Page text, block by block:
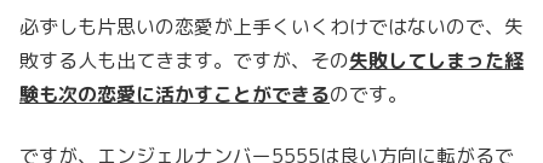
必ずしも片思いの恋愛が上手くいくわけではないので、失
敗する人も出てきます。ですが、その失敗してしまった経
験も次の恋愛に活かすことができるのです。
ですが、エンジェルナンバー5555は良い方向に転がるで